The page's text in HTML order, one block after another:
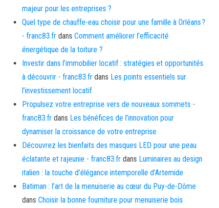
majeur pour les entreprises ?
Quel type de chauffe-eau choisir pour une famille à Orléans ?
- franc83.fr dans Comment améliorer l’efficacité
énergétique de la toiture ?
Investir dans l’immobilier locatif : stratégies et opportunités
à découvrir - franc83.fr dans Les points essentiels sur
l’investissement locatif
Propulsez votre entreprise vers de nouveaux sommets -
franc83.fr dans Les bénéfices de l’innovation pour
dynamiser la croissance de votre entreprise
Découvrez les bienfaits des masques LED pour une peau
éclatante et rajeunie - franc83.fr dans Luminaires au design
italien : la touche d’élégance intemporelle d’Artemide
Batiman : l’art de la menuiserie au cœur du Puy-de-Dôme
dans Choisir la bonne fourniture pour menuiserie bois